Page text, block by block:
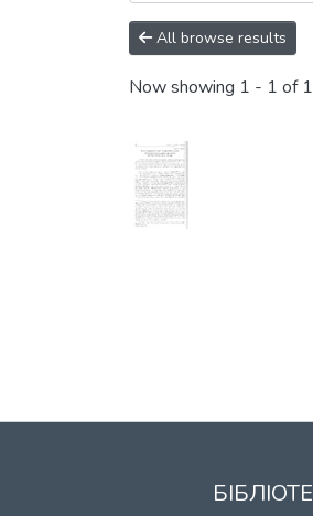
All browse results
Now showing 1 - 1 of 1